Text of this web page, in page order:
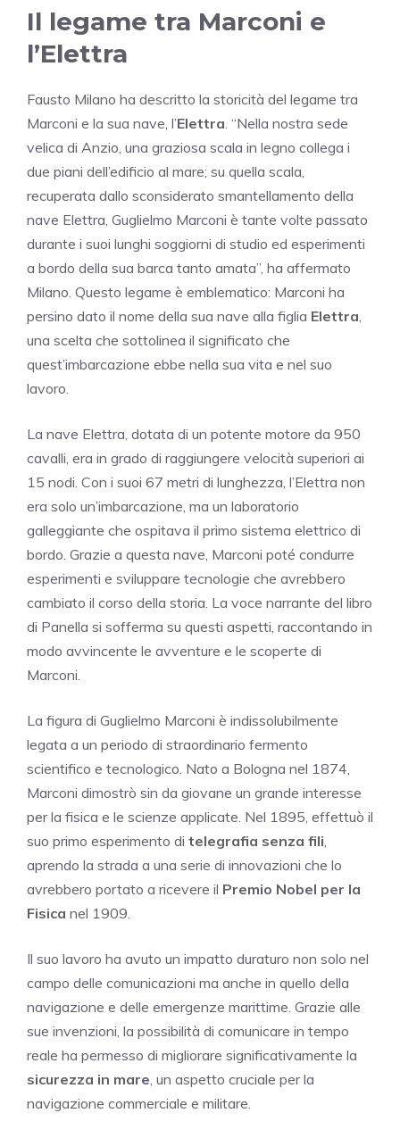
Il legame tra Marconi e
l’Elettra
Fausto Milano ha descritto la storicità del legame tra
Marconi e la sua nave, l’Elettra . “Nella nostra sede
velica di Anzio, una graziosa scala in legno collega i
due piani dell’edificio al mare; su quella scala,
recuperata dallo sconsiderato smantellamento della
nave Elettra, Guglielmo Marconi è tante volte passato
durante i suoi lunghi soggiorni di studio ed esperimenti
a bordo della sua barca tanto amata”, ha affermato
Milano. Questo legame è emblematico: Marconi ha
persino dato il nome della sua nave alla figlia Elettra
una scelta che sottolinea il significato che
quest’imbarcazione ebbe nella sua vita e nel suo
lavoro.
La nave Elettra, dotata di un potente motore da 950
cavalli, era in grado di raggiungere velocità superiori ai
15 nodi. Con i suoi 67 metri di lunghezza, l’Elettra non
era solo un’imbarcazione, ma un laboratorio
galleggiante che ospitava il primo sistema elettrico di
bordo. Grazie a questa nave, Marconi poté condurre
esperimenti e sviluppare tecnologie che avrebbero
cambiato il corso della storia. La voce narrante del libro
di Panella si sofferma su questi aspetti, raccontando in
modo avvincente le avventure e le scoperte di
Marconi.
La figura di Guglielmo Marconi è indissolubilmente
legata a un periodo di straordinario fermento
scientifico e tecnologico. Nato a Bologna nel 1874,
Marconi dimostrò sin da giovane un grande interesse
per la fisica e le scienze applicate. Nel 1895, effettuò il
suo primo esperimento di telegrafia senza fili
aprendo la strada a una serie di innovazioni che lo
avrebbero portato a ricevere il Premio Nobel per la
Fisica nel 1909.
Il suo lavoro ha avuto un impatto duraturo non solo nel
campo delle comunicazioni ma anche in quello della
navigazione e delle emergenze marittime. Grazie alle
sue invenzioni, la possibilità di comunicare in tempo
reale ha permesso di migliorare significativamente la
sicurezza in mare , un aspetto cruciale per la
navigazione commerciale e militare.